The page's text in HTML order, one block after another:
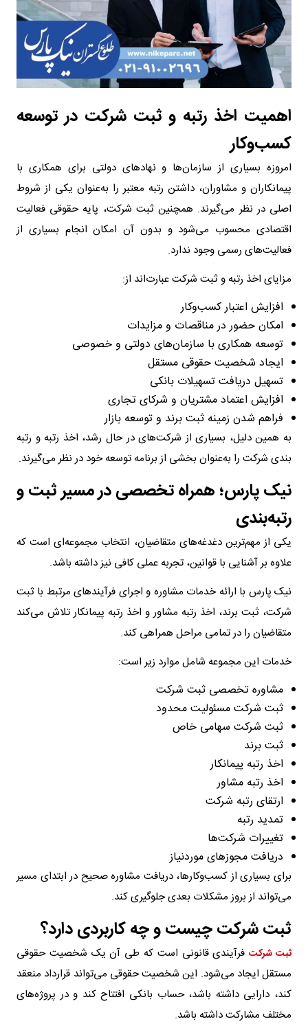
اهمیت اخذ رتبه و ثبت شرکت در توسعه
کسب‌وکار
امروزه بسیاری از سازمان‌ها و نهادهای دولتی برای همکاری با
پیمانکاران و مشاوران، داشتن رتبه معتبر را به‌عنوان یکی از شروط
اصلی در نظر می‌گیرند. همچنین ثبت شرکت، پایه حقوقی فعالیت
اقتصادی محسوب می‌شود و بدون آن امکان انجام بسیاری از
فعالیت‌های رسمی وجود ندارد.
مزایای اخذ رتبه و ثبت شرکت عبارت‌اند از:
افزایش اعتبار کسب‌وکار
امکان حضور در مناقصات و مزایدات
توسعه همکاری با سازمان‌های دولتی و خصوصی
ایجاد شخصیت حقوقی مستقل
تسهیل دریافت تسهیلات بانکی
افزایش اعتماد مشتریان و شرکای تجاری
فراهم شدن زمینه ثبت برند و توسعه بازار
به همین دلیل، بسیاری از شرکت‌های در حال رشد، اخذ رتبه و رتبه
بندی شرکت را به‌عنوان بخشی از برنامه توسعه خود در نظر می‌گیرند.
نیک پارس؛ همراه تخصصی در مسیر ثبت و
رتبه‌بندی
یکی از مهم‌ترین دغدغه‌های متقاضیان، انتخاب مجموعه‌ای است که
علاوه بر آشنایی با قوانین، تجربه عملی کافی نیز داشته باشد.
نیک پارس با ارائه خدمات مشاوره و اجرای فرآیندهای مرتبط با ثبت
شرکت، ثبت برند، اخذ رتبه مشاور و اخذ رتبه پیمانکار تلاش می‌کند
متقاضیان را در تمامی مراحل همراهی کند.
خدمات این مجموعه شامل موارد زیر است:
مشاوره تخصصی ثبت شرکت
ثبت شرکت مسئولیت محدود
ثبت شرکت سهامی خاص
ثبت برند
اخذ رتبه پیمانکار
اخذ رتبه مشاور
ارتقای رتبه شرکت
تمدید رتبه
تغییرات شرکت‌ها
دریافت مجوزهای موردنیاز
برای بسیاری از کسب‌وکارها، دریافت مشاوره صحیح در ابتدای مسیر
می‌تواند از بروز مشکلات بعدی جلوگیری کند.
ثبت شرکت چیست و چه کاربردی دارد؟
ثبت شرکتفرآیندی قانونی است که طی آن یک شخصیت حقوقی
مستقل ایجاد می‌شود. این شخصیت حقوقی می‌تواند قرارداد منعقد
کند، دارایی داشته باشد، حساب بانکی افتتاح کند و در پروژه‌های
مختلف مشارکت داشته باشد.